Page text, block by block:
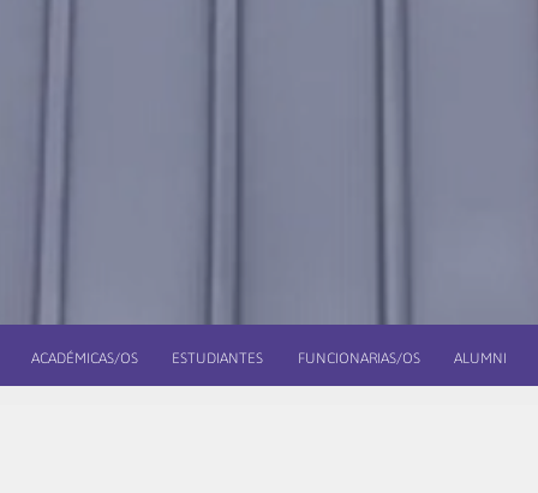
ACADÉMICAS/OS ESTUDIANTES FUNCIONARIAS/OS ALUMNI